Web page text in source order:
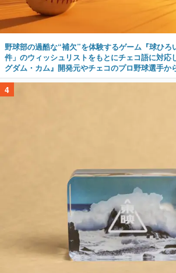
野球部の過酷な“補欠”を体験するゲーム『球ひ
件」のウィッシュリストをもとにチェコ語に対応
グダム・カム』開発元やチェコのプロ野球選手か
4